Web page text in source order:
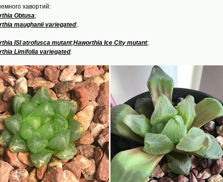
хавортий:
Obtusa;
maughanii variegated;.
ISI atrofusca mutant;Haworthia Ice City mutant;
Limifolia variegated.